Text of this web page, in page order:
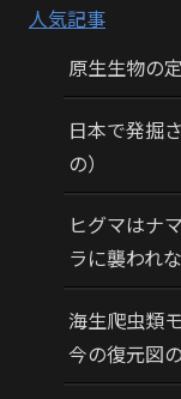
人気記事
原生生物の
日本で発掘
の）
ヒグマはナ
ラに襲われ
海生爬虫類
今の復元図